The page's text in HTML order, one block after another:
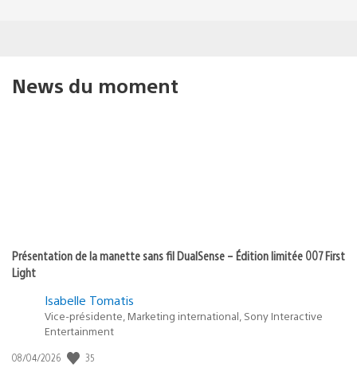
News du moment
Présentation de la manette sans fil DualSense – Édition limitée 007 First
Light
Isabelle Tomatis
Vice-présidente, Marketing international, Sony Interactive
Entertainment
Date
08/04/2026 35